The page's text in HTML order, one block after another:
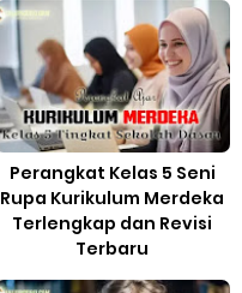
Perangkat Kelas 5 Seni
Rupa Kurikulum Merdeka
Terlengkap dan Revisi
Terbaru